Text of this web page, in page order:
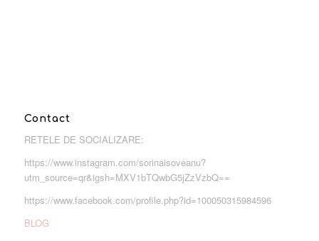
Contact
RETELE DE SOCIALIZARE:
https://www.instagram.com/sorinaisoveanu?
utm_source=qr&igsh=MXV1bTQwbG5jZzVzbQ==
https://www.facebook.com/profile.php?id=100050315984596
BLOG